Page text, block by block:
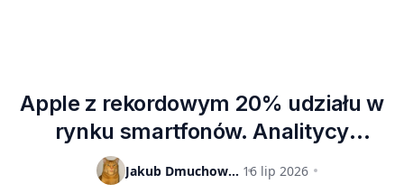
Apple z rekordowym 20% udziału w
rynku smartfonów. Analitycy
ostrzegają, że hossa może skończyć
się już w przyszłym roku
Jakub Dmuchowski 16 lip 2026